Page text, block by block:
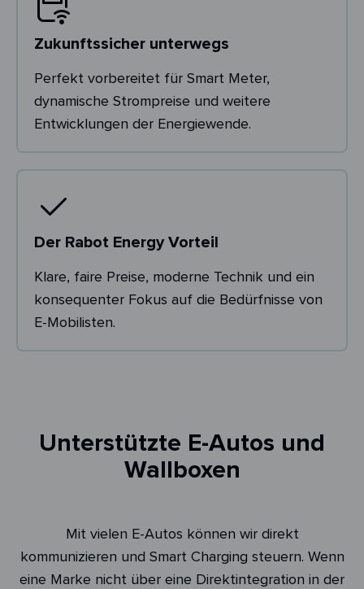
Zukunftssicher unterwegs
Perfekt vorbereitet für Smart Meter,
dynamische Strompreise und weitere
Entwicklungen der Energiewende.
Der Rabot Energy Vorteil
Klare, faire Preise, moderne Technik und ein
konsequenter Fokus auf die Bedürfnisse von
E-Mobilisten.
Unterstützte E-Autos und
Wallboxen
Mit vielen E-Autos können wir direkt
kommunizieren und Smart Charging steuern. Wenn
eine Marke nicht über eine Direktintegration in der